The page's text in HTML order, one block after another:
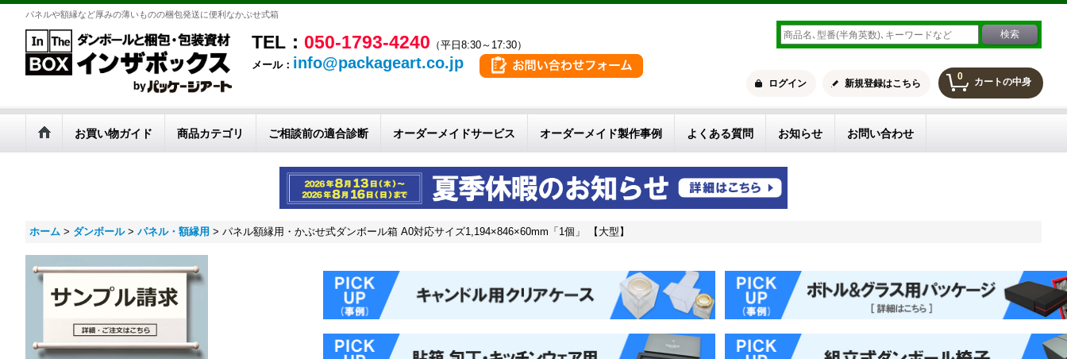
パネルや額縁など厚みの薄いものの梱包発送に便利なかぶせ式箱
TEL： 050-1793-4240 （平日8:30～17:30）
メール： info@packageart.co.jp
0 カートの中身
ログイン 新規登録はこちら
お買い物ガイド 商品カテゴリ ご相談前の適合診断 オーダーメイドサービス オーダーメイド製作事例 よくある質問 お知らせ お問い合わせ
ホーム > ダンボール > パネル・額縁用 > パネル額縁用・かぶせ式ダンボール箱 A0対応サイズ1,194×846×60mm「1個」 【大型】